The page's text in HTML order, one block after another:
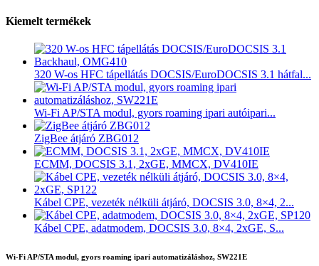
Kiemelt termékek
320 W-os HFC tápellátás DOCSIS/EuroDOCSIS 3.1 hátfal...
Wi-Fi AP/STA modul, gyors roaming ipari autóipari...
ZigBee átjáró ZBG012
ECMM, DOCSIS 3.1, 2xGE, MMCX, DV410IE
Kábel CPE, vezeték nélküli átjáró, DOCSIS 3.0, 8×4, 2...
Kábel CPE, adatmodem, DOCSIS 3.0, 8×4, 2xGE, S...
Wi-Fi AP/STA modul, gyors roaming ipari automatizáláshoz, SW221E